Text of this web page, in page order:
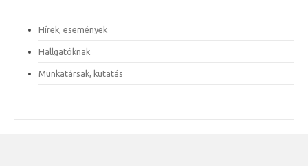
Hírek, események
Hallgatóknak
Munkatársak, kutatás